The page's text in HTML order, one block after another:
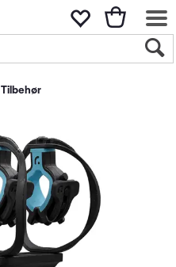
Tilbehør